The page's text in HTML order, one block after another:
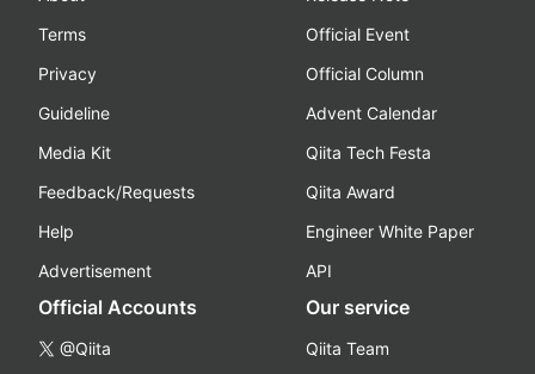
Terms
Privacy
Guideline
Media Kit
Feedback/Requests
Help
Advertisement
Official Event
Official Column
Advent Calendar
Qiita Tech Festa
Qiita Award
Engineer White Paper
API
Official Accounts
@Qiita
Our service
Qiita Team